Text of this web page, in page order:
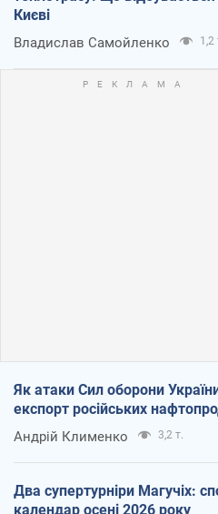
Києві
Владислав Самойленко 1,2
Як атаки Сил оборони
експорт російських
Андрій Клименко 3,2 т.
Два супертурніри Магучіх:
календар осені 2026 року